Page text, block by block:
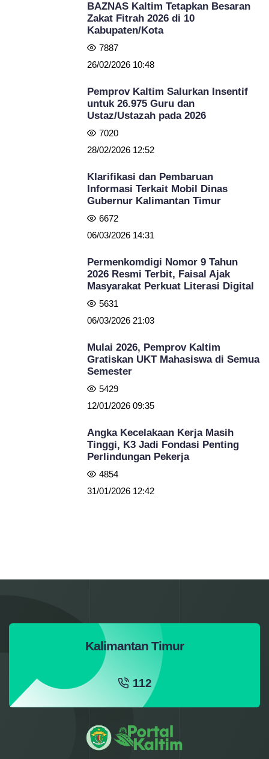
BAZNAS Kaltim Tetapkan Besaran
Zakat Fitrah 2026 di 10
Kabupaten/Kota
7887
26/02/2026 10:48
Pemprov Kaltim Salurkan Insentif
untuk 26.975 Guru dan
Ustaz/Ustazah pada 2026
7020
28/02/2026 12:52
Klarifikasi dan Pembaruan
Informasi Terkait Mobil Dinas
Gubernur Kalimantan Timur
6672
06/03/2026 14:31
Permenkomdigi Nomor 9 Tahun
2026 Resmi Terbit, Faisal Ajak
Masyarakat Perkuat Literasi Digital
5631
06/03/2026 21:03
Mulai 2026, Pemprov Kaltim
Gratiskan UKT Mahasiswa di Semua
Semester
5429
12/01/2026 09:35
Angka Kecelakaan Kerja Masih
Tinggi, K3 Jadi Fondasi Penting
Perlindungan Pekerja
4854
31/01/2026 12:42
Kalimantan Timur
112